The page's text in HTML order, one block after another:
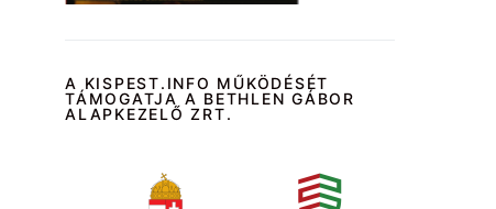
A KISPEST.INFO MŰKÖDÉSÉT
TÁMOGATJA A BETHLEN GÁBOR
ALAPKEZELŐ ZRT.